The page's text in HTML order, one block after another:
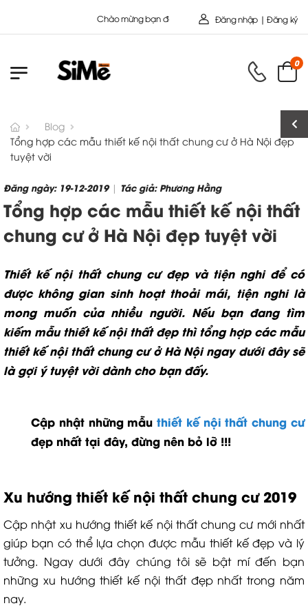
mừng bạn đến với Nội Thất Toàn Cầu - Công ty cổ Phần SIMEHOME
Đăng nhập | Đăng ký
0
Blog
Tổng hợp các mẫu thiết kế nội thất chung cư ở Hà Nội đẹp
tuyệt vời
Đăng ngày: 19-12-2019| Tác giả: Phương Hằng
Tổng hợp các mẫu thiết kế nội thất
chung cư ở Hà Nội đẹp tuyệt vời
Thiết kế nội thất chung cư đẹp và tiện nghi để có
được không gian sinh hoạt thoải mái, tiện nghi là
mong muốn của nhiều người. Nếu bạn đang tìm
kiếm mẫu thiết kế nội thất đẹp thì tổng hợp các mẫu
thiết kế nội thất chung cư ở Hà Nội ngay dưới đây sẽ
là gợi ý tuyệt vời dành cho bạn đấy.
Cập nhật những mẫuthiết kế nội thất chung cư
đẹp nhất tại đây, đừng nên bỏ lỡ !!!
Xu hướng thiết kế nội thất chung cư 2019
Cập nhật xu hướng thiết kế nội thất chung cư mới nhất
giúp bạn có thể lựa chọn được mẫu thiết kế đẹp và lý
tưởng. Ngay dưới đây chúng tôi sẽ bật mí đến bạn
những xu hướng thiết kế nội thất đẹp nhất trong năm
nay.